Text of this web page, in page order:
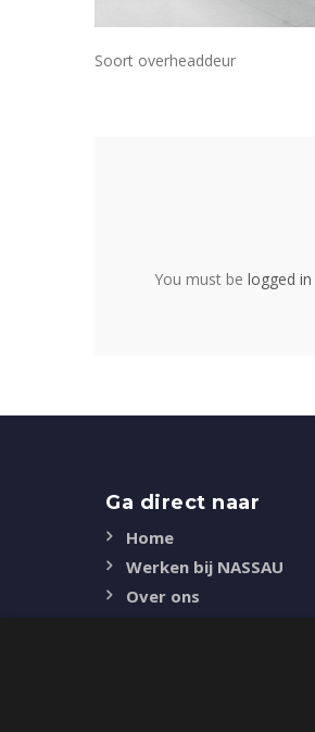
Soort overheaddeur
You must be logged in
Ga direct naar
Home
Werken bij NASSAU
Over ons